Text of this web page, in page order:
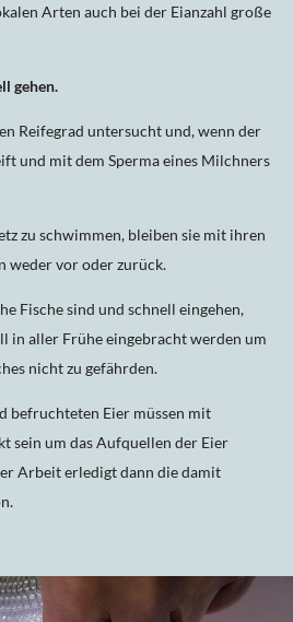
Arten auch bei der Eianzahl große
gehen.
Reifegrad untersucht und, wenn der
und mit dem Sperma eines Milchners
zu schwimmen, bleiben sie mit ihren
weder vor oder zurück.
Fische sind und schnell eingehen,
in aller Frühe eingebracht werden um
nicht zu gefährden.
befruchteten Eier müssen mit
sein um das Aufquellen der Eier
Arbeit erledigt dann die damit